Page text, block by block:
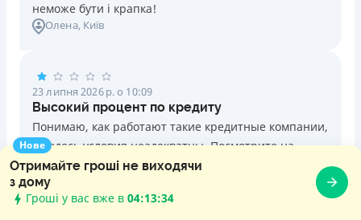
Нове
Отримайте гроші не виходячи
з дому
Гроші у вас вже в 04:13:35
неможе бути і крапка!
Олена, Київ
23 липня 2026 р. о 10:09
Высокий процент по кредиту
Понимаю, как работают такие кредитные компании,
но здесь условия неадекватны. Посмотрите на
реальную годовую ставку, перечитайте условия
договора - это не кредит, это я не знаю что
Костя